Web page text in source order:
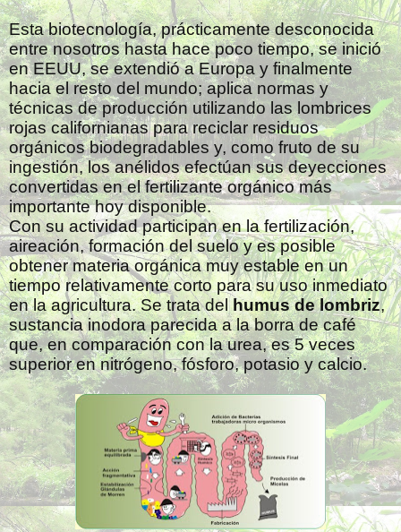
Esta biotecnología, prácticamente desconocida
entre nosotros hasta hace poco tiempo, se inició
en EEUU, se extendió a Europa y finalmente
hacia el resto del mundo; aplica normas y
técnicas de producción utilizando las lombrices
rojas californianas para reciclar residuos
orgánicos biodegradables y, como fruto de su
ingestión, los anélidos efectúan sus deyecciones
convertidas en el fertilizante orgánico más
importante hoy disponible.
Con su actividad participan en la fertilización,
aireación, formación del suelo y es posible
obtener materia orgánica muy estable en un
tiempo relativamente corto para su uso inmediato
en la agricultura. Se trata delhumus de lombriz,
sustancia inodora parecida a la borra de café
que, en comparación con la urea, es 5 veces
superior en nitrógeno, fósforo, potasio y calcio.